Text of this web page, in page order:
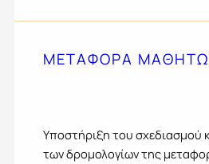
ΜΕΤΑΦΟΡΑ
Yποστήριξη του σχεδιασμού
των δρομολογίων της